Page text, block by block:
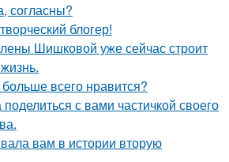
согласны?
блогер!
Шишковой уже сейчас строит
всего нравится?
с вами частичкой своего
вам в истории вторую